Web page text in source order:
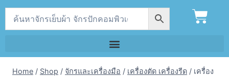
Home / Shop / จักรและเครื่องมือ / เครื่องตัด เครื่องรีด / เครื่อง